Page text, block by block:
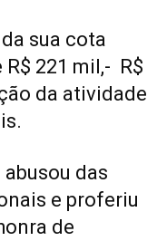
sua cota
221 mil,- R$
da atividade
das
e proferiu
de